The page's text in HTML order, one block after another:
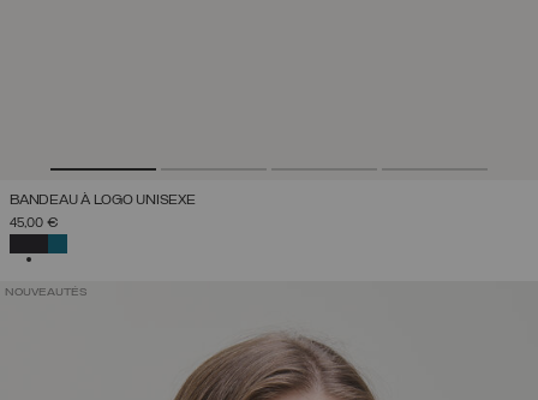
BANDEAU À LOGO UNISEXE
45,00 €
NOUVEAUTÉS